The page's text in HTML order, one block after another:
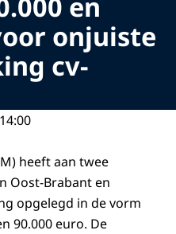
onjuiste
cv-
heeft aan twee
Oost-Brabant en
opgelegd in de vorm
90.000 euro. De